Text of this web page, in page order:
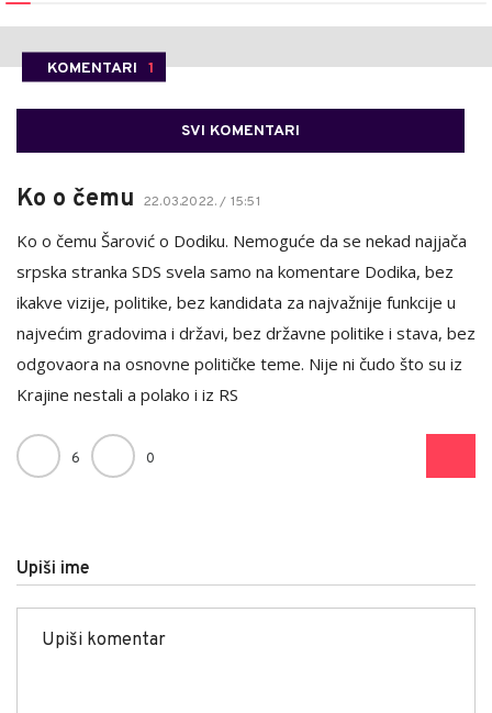
KOMENTARI 1
SVI KOMENTARI
Ko o čemu 22.03.2022. / 15:51
Ko o čemu Šarović o Dodiku. Nemoguće da se nekad najjača
srpska stranka SDS svela samo na komentare Dodika, bez
ikakve vizije, politike, bez kandidata za najvažnije funkcije u
najvećim gradovima i državi, bez državne politike i stava, bez
odgovaora na osnovne političke teme. Nije ni čudo što su iz
Krajine nestali a polako i iz RS
6 0
Upiši ime